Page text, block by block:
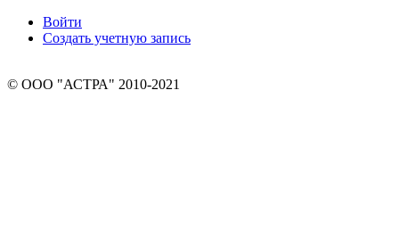
Войти
Создать учетную запись
© ООО "АСТРА" 2010-2021